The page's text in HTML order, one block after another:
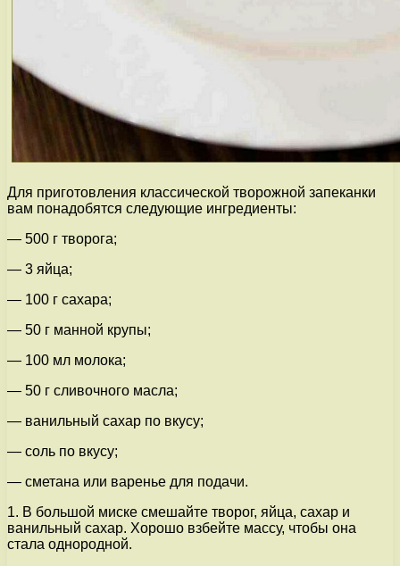
Для приготовления классической творожной запеканки
вам понадобятся следующие ингредиенты:
— 500 г творога;
— 3 яйца;
— 100 г сахара;
— 50 г манной крупы;
— 100 мл молока;
— 50 г сливочного масла;
— ванильный сахар по вкусу;
— соль по вкусу;
— сметана или варенье для подачи.
1. В большой миске смешайте творог, яйца, сахар и
ванильный сахар. Хорошо взбейте массу, чтобы она
стала однородной.